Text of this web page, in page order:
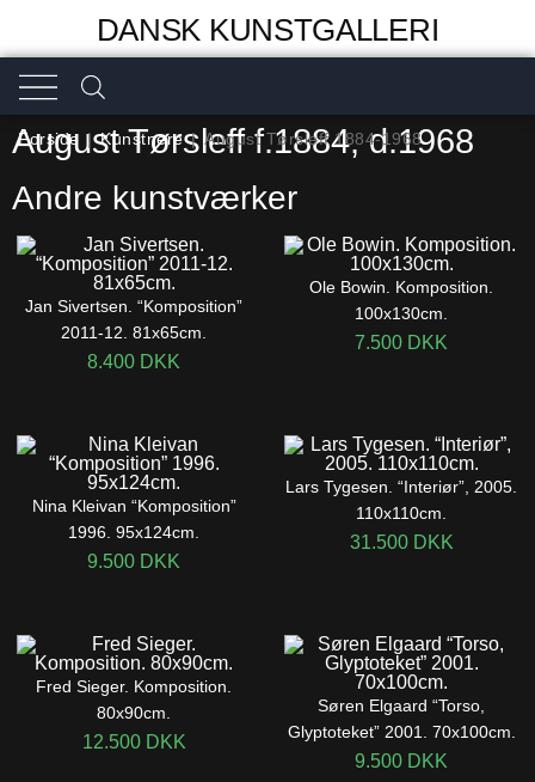
DANSK KUNSTGALLERI
Forside |Kunstnere| August Tørsleff 1884-1968
August Tørsleff f.1884, d.1968
Andre kunstværker
Jan Sivertsen. “Komposition”
2011-12. 81x65cm.
8.400 DKK
Ole Bowin. Komposition.
100x130cm.
7.500 DKK
Nina Kleivan “Komposition”
1996. 95x124cm.
9.500 DKK
Lars Tygesen. “Interiør”, 2005.
110x110cm.
31.500 DKK
Fred Sieger. Komposition.
80x90cm.
12.500 DKK
Søren Elgaard “Torso,
Glyptoteket” 2001. 70x100cm.
9.500 DKK